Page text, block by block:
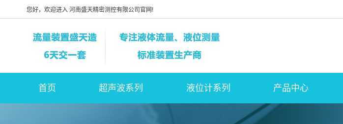
您好，欢迎进入 河南盛天精密测控有限公司官网!
首页 超声波系列 液位计系列 产品中心